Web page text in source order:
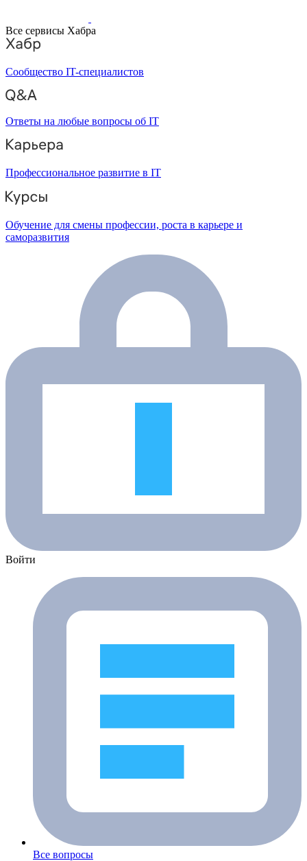
Все сервисы Хабра
Сообщество IT-специалистов
Ответы на любые вопросы об IT
Профессиональное развитие в IT
Обучение для смены профессии, роста в карьере и
саморазвития
Войти
Все вопросы